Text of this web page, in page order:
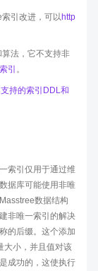
引改进，可以 http
法，它不支持非
引 。
持的索引DDL和
索引仅用于通过维
据库可能使用非唯
数据结构
非唯一索引的解决
的后缀。这个添加
大小，并且值对该
成功的，这使执行